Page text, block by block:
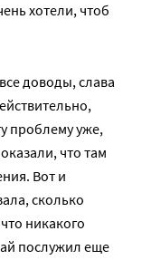
хотели, чтоб
доводы, слава
проблему уже,
что там
Вот и
сколько
никакого
послужил еще